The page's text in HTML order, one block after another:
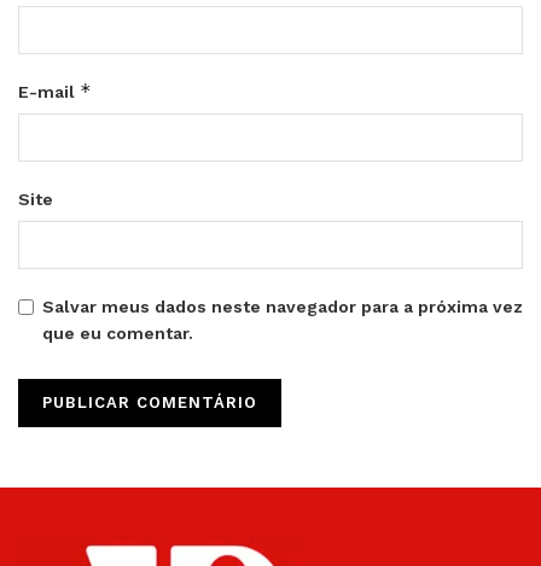
E-mail *
Site
Salvar meus dados neste navegador para a próxima vez
que eu comentar.